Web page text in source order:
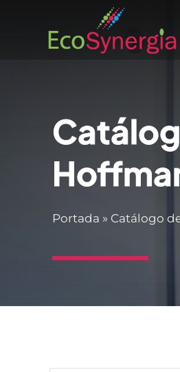
contenido
Portada » Catálogo